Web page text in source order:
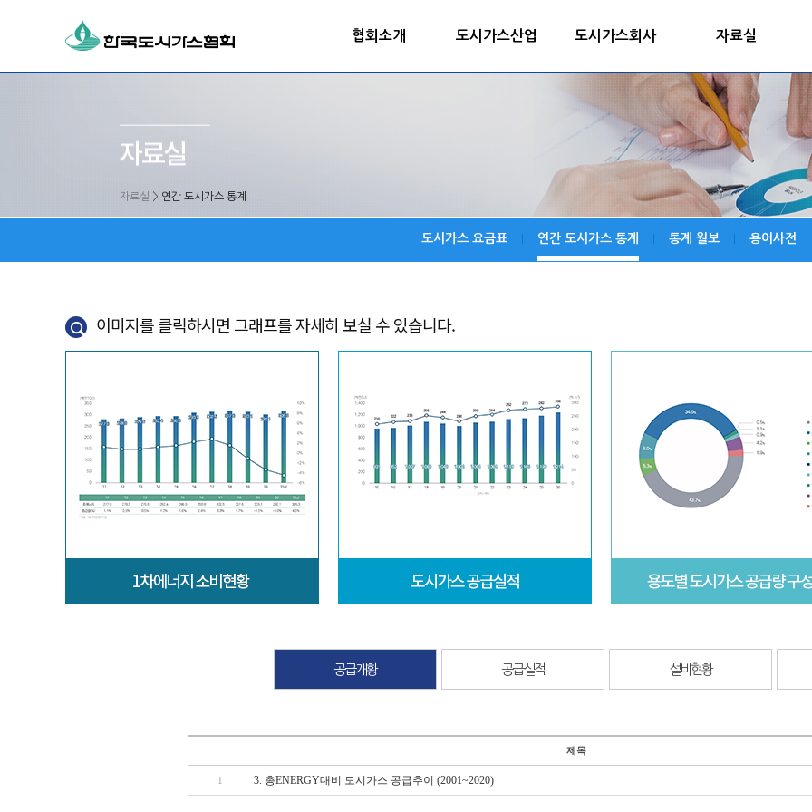
협회소개 도시가스산업 도시가스회사 자료실
자료실 > 연간 도시가스 통계
도시가스 요금표 연간 도시가스 통계 통계 월보 용어사전
이미지를 클릭하시면 그래프를 자세히 보실 수 있습니다.
공급개황 공급실적 설비현황
제목
1 3. 총ENERGY대비 도시가스 공급추이 (2001~2020)